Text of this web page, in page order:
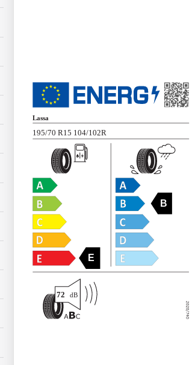
Lassa
195/70 R15 104/102R
E
B
72 dB